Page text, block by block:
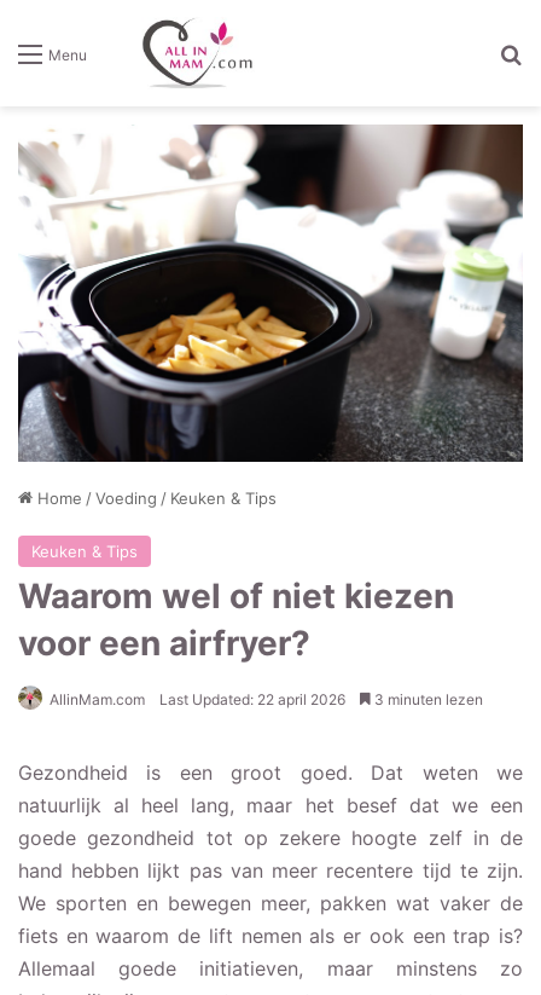
Menu
Home /Voeding / Keuken & Tips
Keuken & Tips
Waarom wel of niet kiezen
voor een airfryer?
AllinMam.com Last Updated: 22 april 2026 3 minuten lezen
Gezondheid is een groot goed. Dat weten we
natuurlijk al heel lang, maar het besef dat we een
goede gezondheid tot op zekere hoogte zelf in de
hand hebben lijkt pas van meer recentere tijd te zijn.
We sporten en bewegen meer, pakken wat vaker de
fiets en waarom de lift nemen als er ook een trap is?
Allemaal goede initiatieven, maar minstens zo